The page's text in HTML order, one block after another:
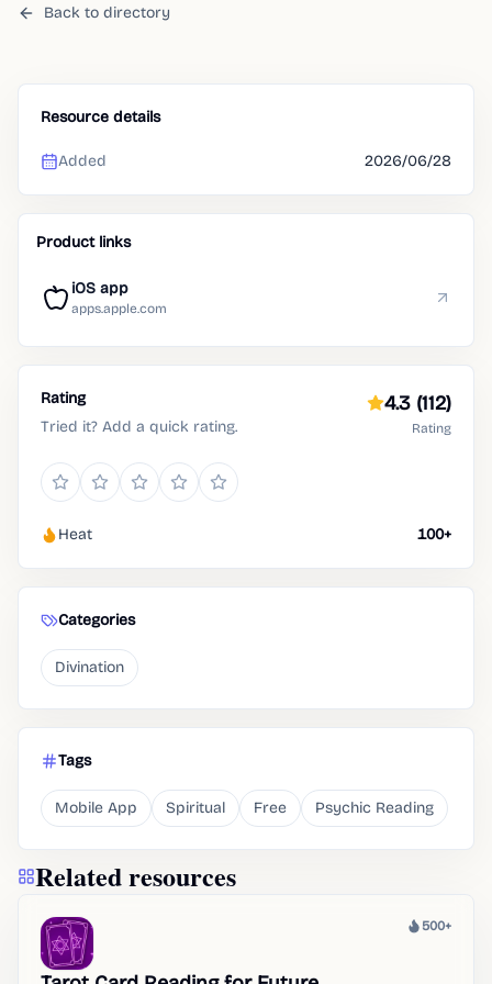
Back to directory
Resource details
Added 2026/06/28
Product links
iOS app
apps.apple.com
Rating
Tried it? Add a quick rating.
4.3 (112)
Rating
Heat 100+
Categories
Divination
Tags
Mobile App Spiritual Free Psychic Reading
Related resources
Heat
500+